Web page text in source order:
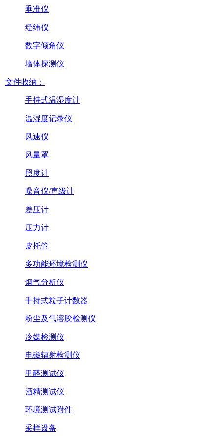
垂准仪
经纬仪
数字倾角仪
墙体探测仪
文件收纳：
手持式温湿度计
温湿度记录仪
风速仪
风量罩
照度计
噪音仪/声级计
差压计
压力计
皮托管
多功能环境检测仪
烟气分析仪
手持式粒子计数器
粉尘及气溶胶检测仪
冷媒检测仪
电磁辐射检测仪
甲醛测试仪
酒精测试仪
环境测试附件
采样设备